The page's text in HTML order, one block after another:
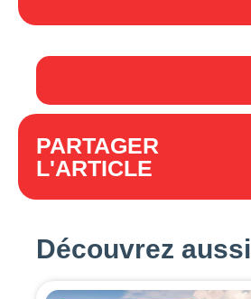
PARTAGER
L'ARTICLE
Découvrez aussi